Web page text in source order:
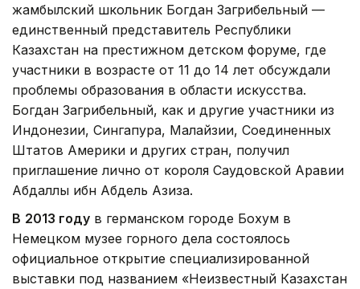
жамбылский школьник Богдан Загрибельный —
единственный представитель Республики
Казахстан на престижном детском форуме, где
участники в возрасте от 11 до 14 лет обсуждали
проблемы образования в области искусства.
Богдан Загрибельный, как и другие участники из
Индонезии, Сингапура, Малайзии, Соединенных
Штатов Америки и других стран, получил
приглашение лично от короля Саудовской Аравии
Абдаллы ибн Абдель Азиза.
В 2013 году в германском городе Бохум в
Немецком музее горного дела состоялось
официальное открытие специализированной
выставки под названием «Неизвестный Казахстан